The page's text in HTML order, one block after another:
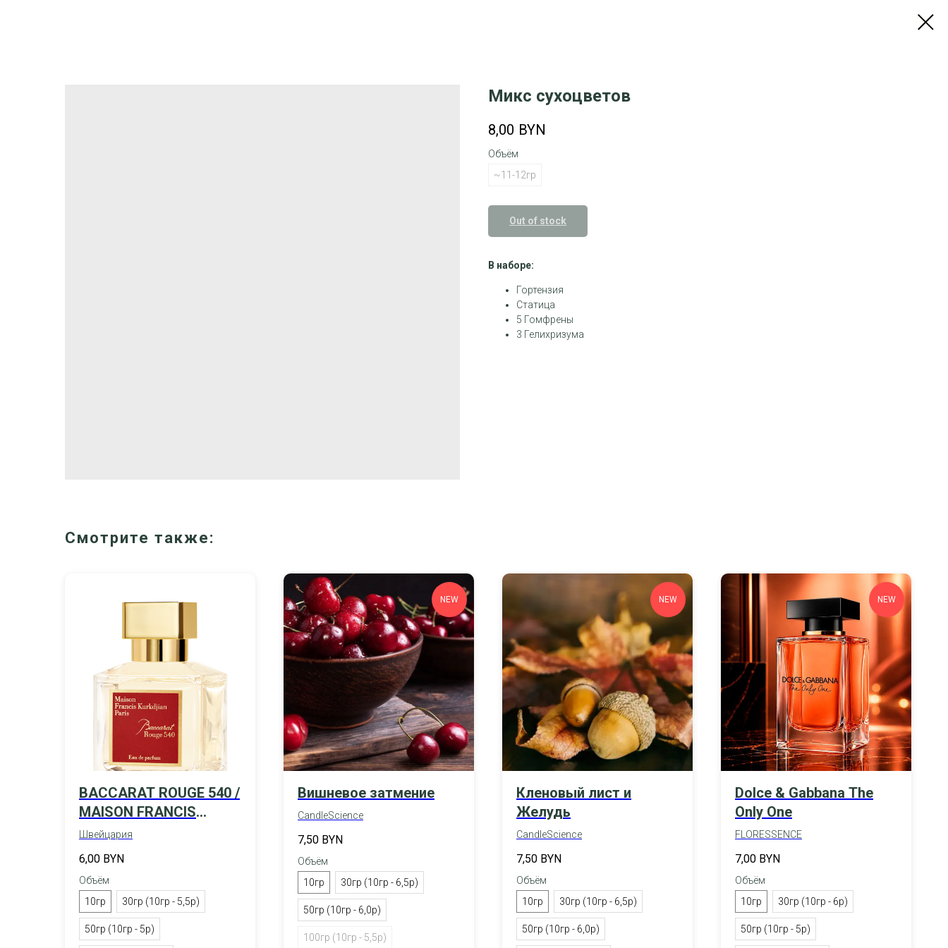
Микс сухоцветов
8,00 BYN
Объём
~11-12гр
Out of stock
В наборе:
Гортензия
Статица
5 Гомфрены
3 Гелихризума
Смотрите также:
BACCARAT ROUGE 540 /
MAISON FRANCIS
KURKDJIAN
Швейцария
6,00 BYN
Объём
10гр
30гр (10гр - 5,5р)
50гр (10гр - 5р)
NEW
Вишневое затмение
CandleScience
7,50 BYN
Объём
10гр
30гр (10гр - 6,5р)
50гр (10гр - 6,0р)
100гр (10гр - 5,5р)
NEW
Кленовый лист и
Желудь
CandleScience
7,50 BYN
Объём
10гр
30гр (10гр - 6,5р)
50гр (10гр - 6,0р)
NEW
Dolce & Gabbana The
Only One
FLORESSENCE
7,00 BYN
Объём
10гр
30гр (10гр - 6р)
50гр (10гр - 5р)